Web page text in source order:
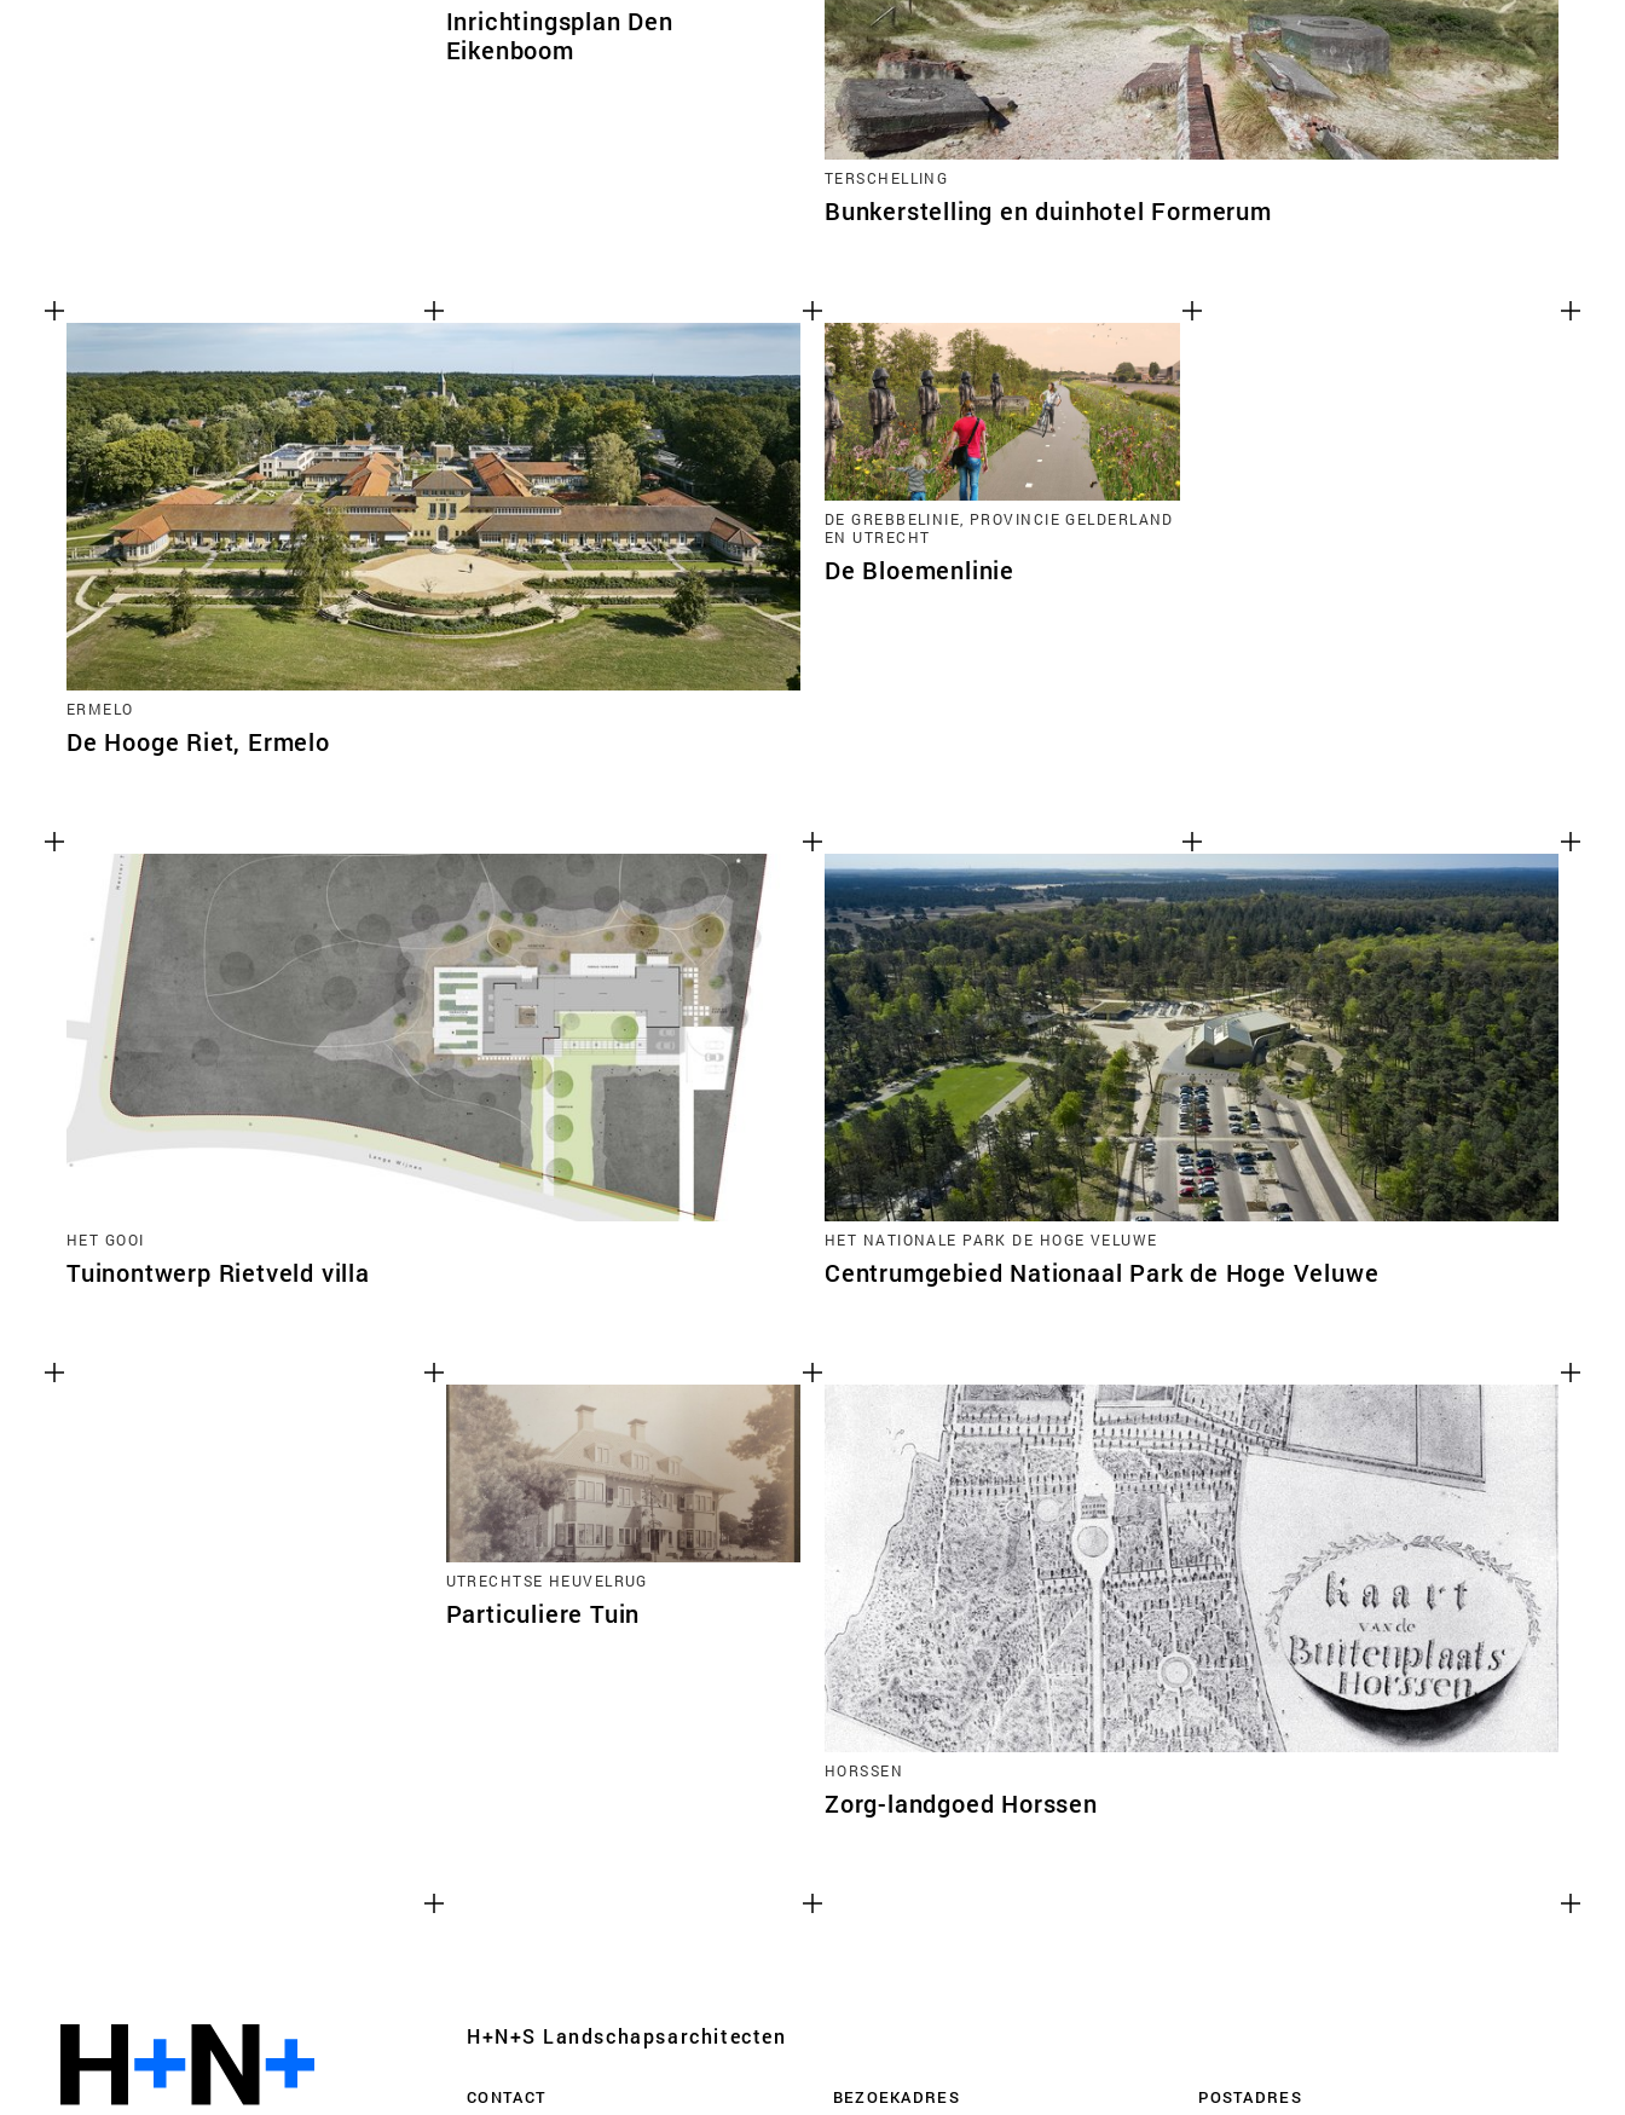
Inrichtingsplan Den
Eikenboom
TERSCHELLING
Bunkerstelling en duinhotel Formerum
ERMELO
De Hooge Riet, Ermelo
DE GREBBELINIE, PROVINCIE GELDERLAND
EN UTRECHT
De Bloemenlinie
HET GOOI
Tuinontwerp Rietveld villa
HET NATIONALE PARK DE HOGE VELUWE
Centrumgebied Nationaal Park de Hoge Veluwe
UTRECHTSE HEUVELRUG
Particuliere Tuin
HORSSEN
Zorg-landgoed Horssen
H+N+S Landschaps­architecten
CONTACT BEZOEKADRES POSTADRES
Cookies van derden
Dit maakt het mogelijk om inhoud van websites van derden,
zoals YouTube en Vimeo, in te sluiten. Als u dit uitschakelt, kan
controleren en te verbeteren, evenals om anoniem analyses van
gebruikerservaringen uit te voeren.
apparaten die u gebruikt, evenals gegevens over de advertenties